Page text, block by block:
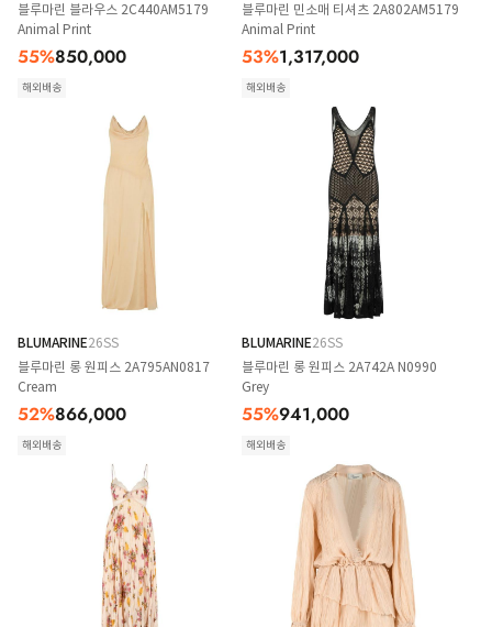
블루마린 블라우스 2C440AM5179
Animal Print
55%850,000
해외배송
블루마린 민소매 티셔츠 2A802AM5179
Animal Print
53%1,317,000
해외배송
BLUMARINE26SS
블루마린 롱 원피스 2A795AN0817
Cream
52%866,000
해외배송
BLUMARINE26SS
블루마린 롱 원피스 2A742A N0990
Grey
55%941,000
해외배송